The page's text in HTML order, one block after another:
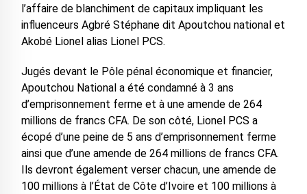
l’affaire de blanchiment de capitaux impliquant les
influenceurs Agbré Stéphane dit Apoutchou national et
Akobé Lionel alias Lionel PCS.
Jugés devant le Pôle pénal économique et financier,
Apoutchou National a été condamné à 3 ans
d’emprisonnement ferme et à une amende de 264
millions de francs CFA. De son côté, Lionel PCS a
écopé d’une peine de 5 ans d’emprisonnement ferme
ainsi que d’une amende de 264 millions de francs CFA.
Ils devront également verser chacun, une amende de
100 millions à l’État de Côte d’Ivoire et 100 millions à